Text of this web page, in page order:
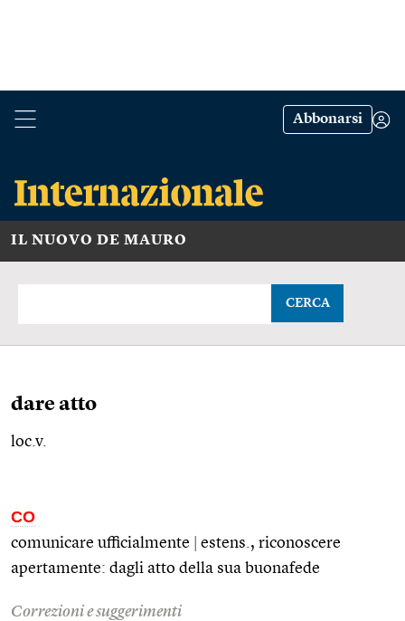
Abbonarsi
IL NUOVO DE MAURO
CERCA
dare atto
loc.v.
CO
comunicare ufficialmente estens. , riconoscere
apertamente: dagli atto della sua buonafede
Correzioni e suggerimenti